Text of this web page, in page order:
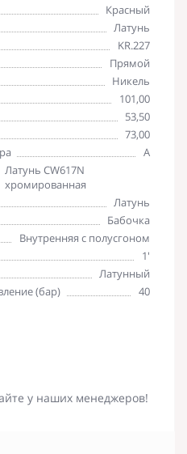
Красный
Латунь
KR.227
Прямой
Никель
101,00
53,50
73,00
А
Латунь CW617N
хромированная
Латунь
Бабочка
Внутренняя с полусгоном
1'
Латунный
(бар)
40
у наших менеджеров!